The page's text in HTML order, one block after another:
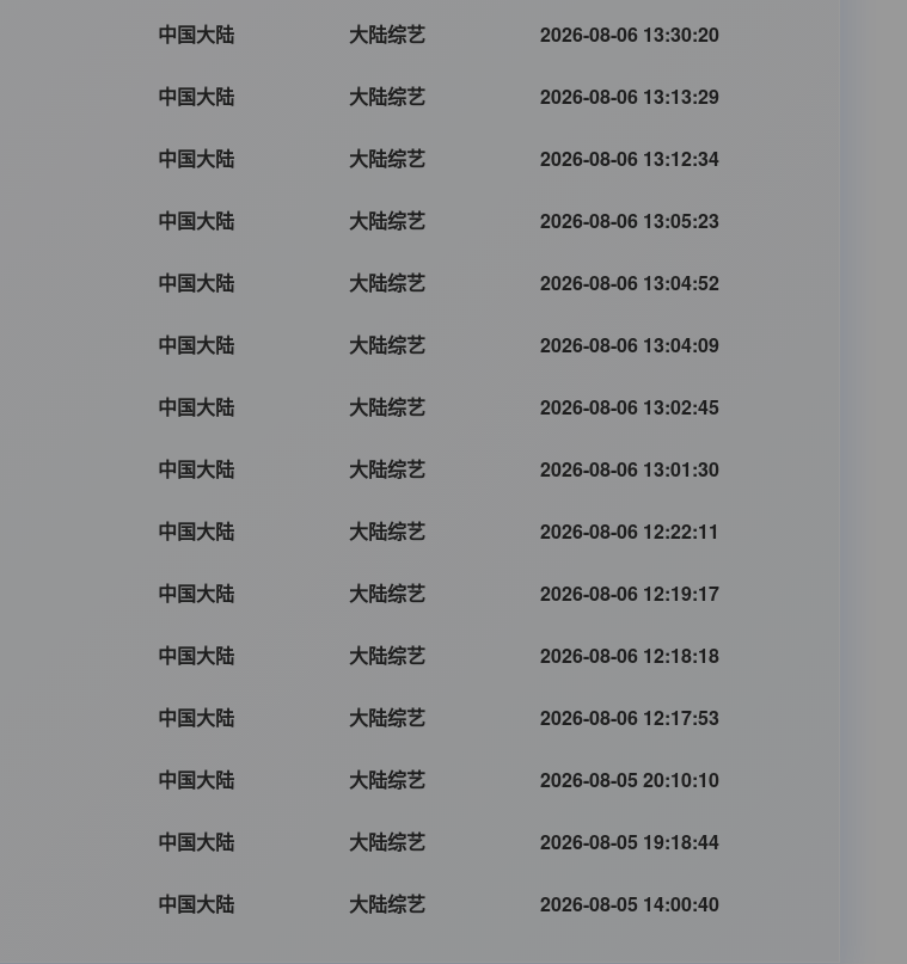
中国大陆 大陆综艺 2026-08-06 13:30:20
中国大陆 大陆综艺 2026-08-06 13:13:29
中国大陆 大陆综艺 2026-08-06 13:12:34
中国大陆 大陆综艺 2026-08-06 13:05:23
中国大陆 大陆综艺 2026-08-06 13:04:52
中国大陆 大陆综艺 2026-08-06 13:04:09
中国大陆 大陆综艺 2026-08-06 13:02:45
中国大陆 大陆综艺 2026-08-06 13:01:30
中国大陆 大陆综艺 2026-08-06 12:22:11
中国大陆 大陆综艺 2026-08-06 12:19:17
中国大陆 大陆综艺 2026-08-06 12:18:18
中国大陆 大陆综艺 2026-08-06 12:17:53
中国大陆 大陆综艺 2026-08-05 20:10:10
中国大陆 大陆综艺 2026-08-05 19:18:44
中国大陆 大陆综艺 2026-08-05 14:00:40